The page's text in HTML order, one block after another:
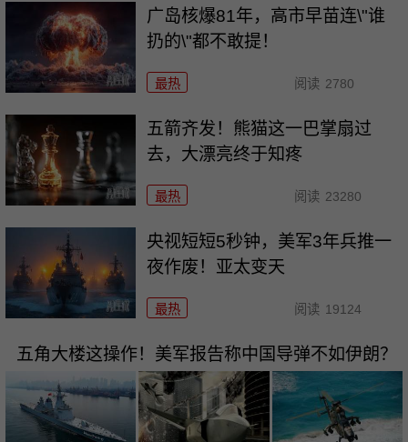
广岛核爆81年，高市早苗连\"谁
扔的\"都不敢提！
最热 阅读 2780
五箭齐发！熊猫这一巴掌扇过
去，大漂亮终于知疼
最热 阅读 23280
央视短短5秒钟，美军3年兵推一
夜作废！亚太变天
最热 阅读 19124
五角大楼这操作！美军报告称中国导弹不如伊朗？